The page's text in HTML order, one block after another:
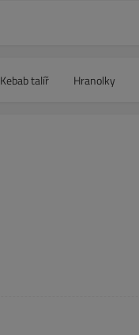
Kebab talíř Hranolky